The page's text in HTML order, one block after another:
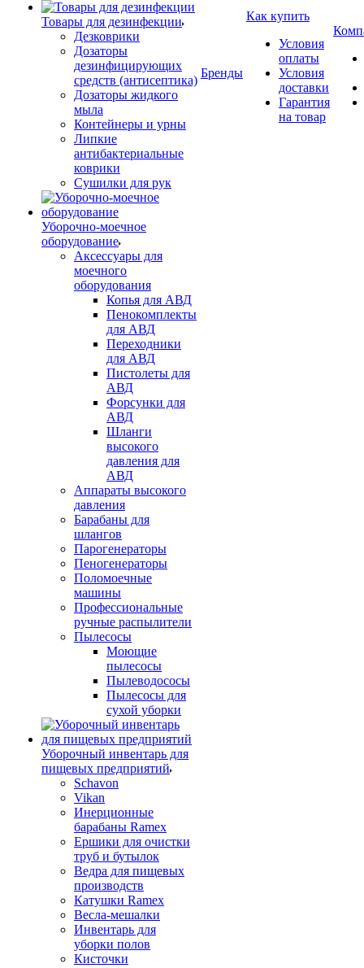
Товары для дезинфекции
Дезковрики
Дозаторы
дезинфицирующих
средств (антисептика)
Дозаторы жидкого
мыла
Контейнеры и урны
Липкие
антибактериальные
коврики
Сушилки для рук
Уборочно-моечное
оборудование
Аксессуары для
моечного
оборудования
Копья для АВД
Пенокомплекты
для АВД
Переходники
для АВД
Пистолеты для
АВД
Форсунки для
АВД
Шланги
высокого
давления для
АВД
Аппараты высокого
давления
Барабаны для
шлангов
Парогенераторы
Пеногенераторы
Поломоечные
машины
Профессиональные
ручные распылители
Пылесосы
Моющие
пылесосы
Пылеводососы
Пылесосы для
сухой уборки
Уборочный инвентарь для
пищевых предприятий
Schavon
Vikan
Инерционные
барабаны Ramex
Ершики для очистки
труб и бутылок
Ведра для пищевых
производств
Катушки Ramex
Весла-мешалки
Инвентарь для
уборки полов
Кисточки
Бренды
Как купить
Условия
оплаты
Условия
доставки
Гарантия
на товар